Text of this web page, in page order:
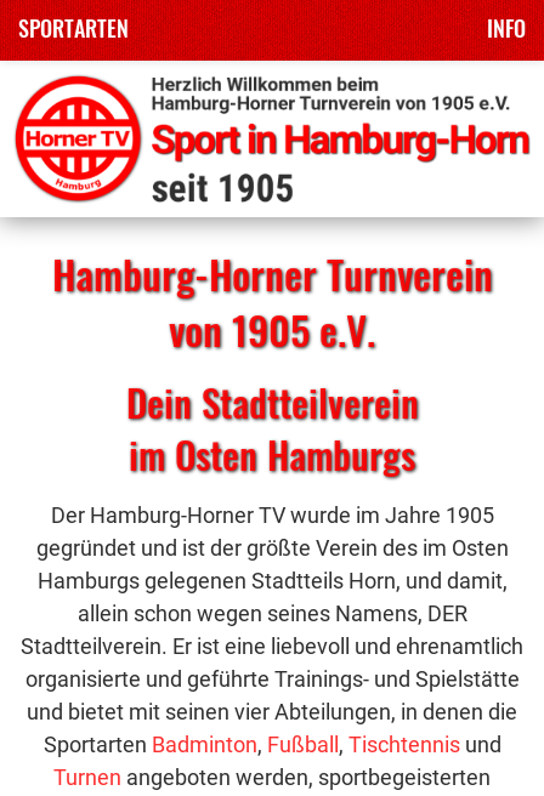
Inhalt
springen
Hamburg-Horner Turnverein
von 1905 e.V.
Dein Stadtteilverein
im Osten Hamburgs
Der Hamburg-Horner TV wurde im Jahre 1905
gegründet und ist der größte Verein des im Osten
Hamburgs gelegenen Stadtteils Horn, und damit,
allein schon wegen seines Namens, DER
Stadtteilverein. Er ist eine liebevoll und ehrenamtlich
organisierte und geführte Trainings- und Spielstätte
und bietet mit seinen vier Abteilungen, in denen die
Sportarten Badminton, Fußball , Tischtennisund
Turnen angeboten werden, sportbegeisterten
SPORTARTEN INFO